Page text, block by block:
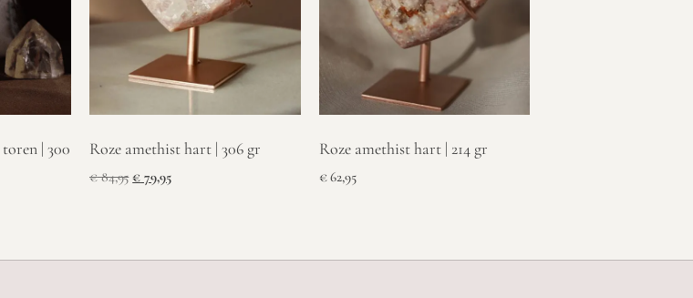
| 300
Roze amethist hart | 306 gr
€84,95 € 79,95
Roze amethist hart | 214 gr
€62,95